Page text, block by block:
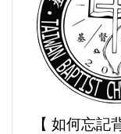
【 如何忘